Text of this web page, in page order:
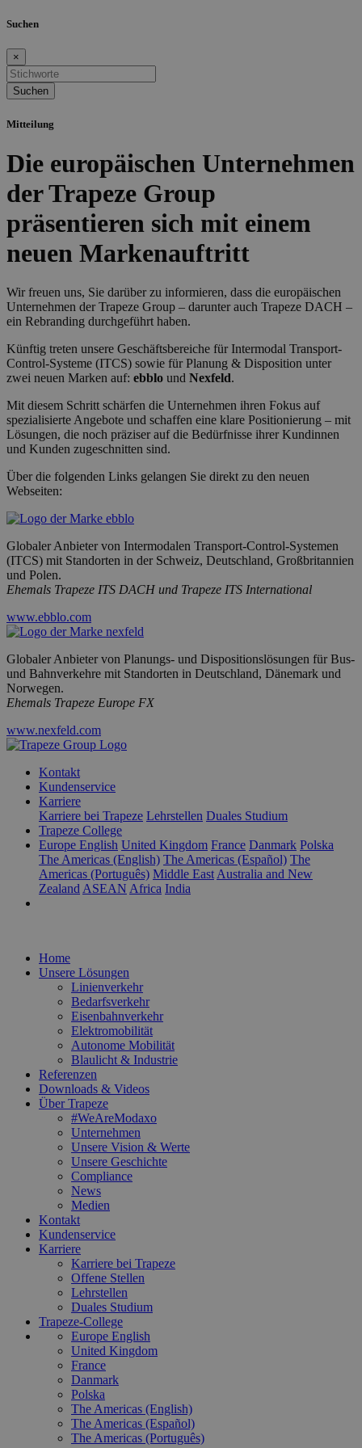
Suchen
×
Mitteilung
Die europäischen Unternehmen
der Trapeze Group
präsentieren sich mit einem
neuen Markenauftritt
Wir freuen uns, Sie darüber zu informieren, dass die europäischen
Unternehmen der Trapeze Group – darunter auch Trapeze DACH –
ein Rebranding durchgeführt haben.
Künftig treten unsere Geschäftsbereiche für Intermodal Transport-
Control-Systeme (ITCS) sowie für Planung & Disposition unter
zwei neuen Marken auf: ebblo und Nexfeld.
Mit diesem Schritt schärfen die Unternehmen ihren Fokus auf
spezialisierte Angebote und schaffen eine klare Positionierung – mit
Lösungen, die noch präziser auf die Bedürfnisse ihrer Kundinnen
und Kunden zugeschnitten sind.
Über die folgenden Links gelangen Sie direkt zu den neuen
Webseiten:
Globaler Anbieter von Intermodalen Transport-Control-Systemen
(ITCS) mit Standorten in der Schweiz, Deutschland, Großbritannien
und Polen.
Ehemals Trapeze ITS DACH und Trapeze ITS International
www.ebblo.com
Globaler Anbieter von Planungs- und Dispositionslösungen für Bus-
und Bahnverkehre mit Standorten in Deutschland, Dänemark und
Norwegen.
Ehemals Trapeze Europe FX
www.nexfeld.com
Kontakt
Kundenservice
Karriere
Karriere bei Trapeze Lehrstellen Duales Studium
Trapeze College
Europe English United Kingdom France Danmark Polska
The Americas (English) The Americas (Español) The
Americas (Português) Middle East Australia and New
Zealand ASEAN Africa India
Home
Unsere Lösungen
Linienverkehr
Bedarfsverkehr
Eisenbahnverkehr
Elektromobilität
Autonome Mobilität
Blaulicht & Industrie
Referenzen
Downloads & Videos
Über Trapeze
#WeAreModaxo
Unternehmen
Unsere Vision & Werte
Unsere Geschichte
Compliance
News
Medien
Kontakt
Kundenservice
Karriere
Karriere bei Trapeze
Offene Stellen
Lehrstellen
Duales Studium
Trapeze-College
Europe English
United Kingdom
France
Danmark
Polska
The Americas (English)
The Americas (Español)
The Americas (Português)